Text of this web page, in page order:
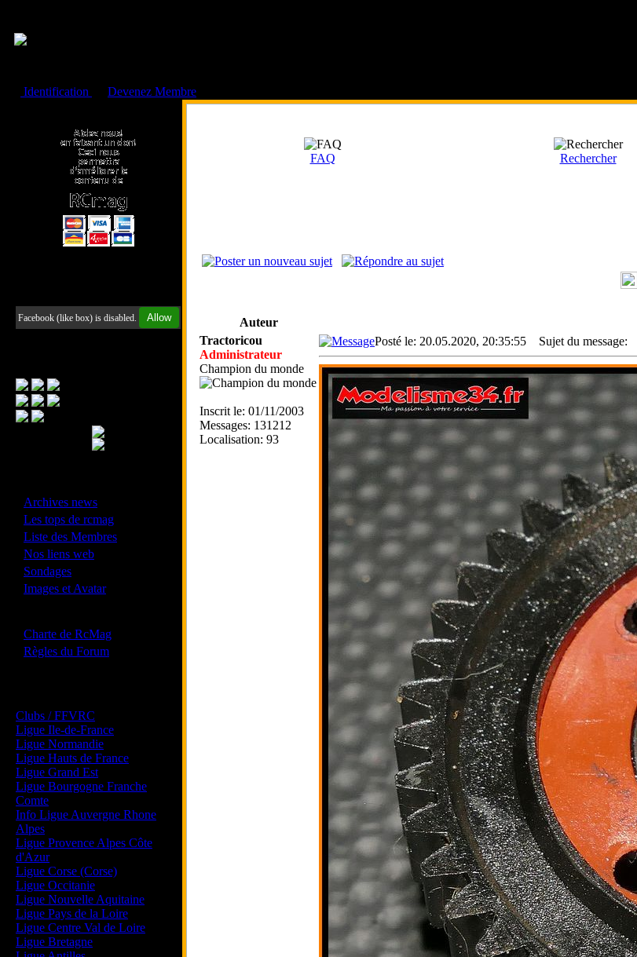
Identification
Devenez Membre
Facebook (like box) is disabled. Allow
Archives news
Les tops de rcmag
Liste des Membres
Nos liens web
Sondages
Images et Avatar
Charte de RcMag
Règles du Forum
Clubs / FFVRC
Ligue Ile-de-France
Ligue Normandie
Ligue Hauts de France
Ligue Grand Est
Ligue Bourgogne Franche
Comte
Info Ligue Auvergne Rhone
Alpes
Ligue Provence Alpes Côte
d'Azur
Ligue Corse (Corse)
Ligue Occitanie
Ligue Nouvelle Aquitaine
Ligue Pays de la Loire
Ligue Centre Val de Loire
Ligue Bretagne
FAQ Rechercher
Auteur
Tractoricou
Administrateur
Champion du monde
Inscrit le: 01/11/2003
Messages: 131212
Localisation: 93
Posté le: 20.05.2020, 20:35:55 Sujet du message: